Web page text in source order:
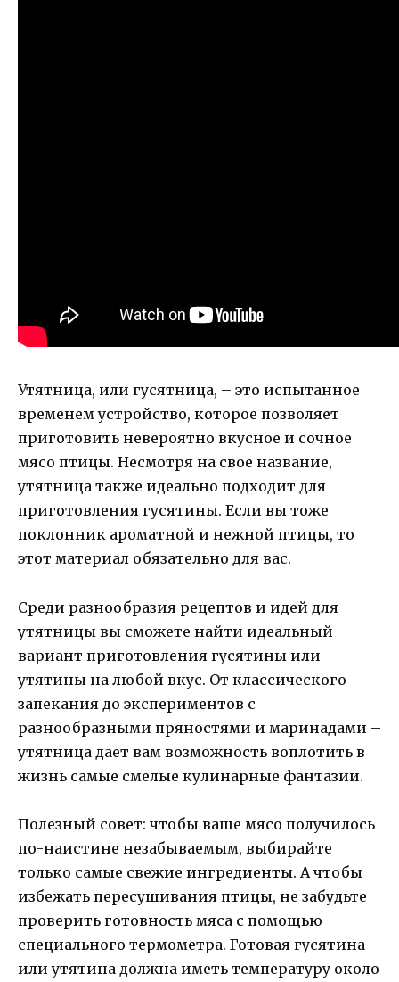
Утятница, или гусятница, – это испытанное
временем устройство, которое позволяет
приготовить невероятно вкусное и сочное
мясо птицы. Несмотря на свое название,
утятница также идеально подходит для
приготовления гусятины. Если вы тоже
поклонник ароматной и нежной птицы, то
этот материал обязательно для вас.
Среди разнообразия рецептов и идей для
утятницы вы сможете найти идеальный
вариант приготовления гусятины или
утятины на любой вкус. От классического
запекания до экспериментов с
разнообразными пряностями и маринадами –
утятница дает вам возможность воплотить в
жизнь самые смелые кулинарные фантазии.
Полезный совет: чтобы ваше мясо получилось
по-наистине незабываемым, выбирайте
только самые свежие ингредиенты. А чтобы
избежать пересушивания птицы, не забудьте
проверить готовность мяса с помощью
специального термометра. Готовая гусятина
или утятина должна иметь температуру около